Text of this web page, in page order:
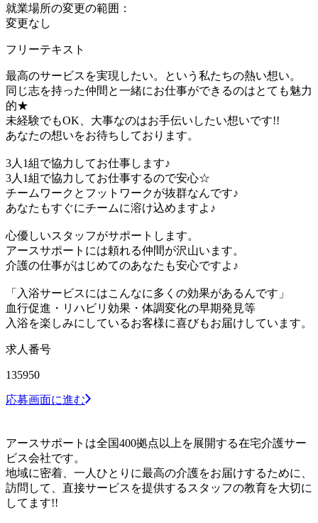
就業場所の変更の範囲：
変更なし
フリーテキスト
最高のサービスを実現したい。という私たちの熱い想い。
同じ志を持った仲間と一緒にお仕事ができるのはとても魅力
的★
未経験でもOK、大事なのはお手伝いしたい想いです!!
あなたの想いをお待ちしております。
3人1組で協力してお仕事します♪
3人1組で協力してお仕事するので安心☆
チームワークとフットワークが抜群なんです♪
あなたもすぐにチームに溶け込めますよ♪
心優しいスタッフがサポートします。
アースサポートには頼れる仲間が沢山います。
介護の仕事がはじめてのあなたも安心ですよ♪
「入浴サービスにはこんなに多くの効果があるんです」
血行促進・リハビリ効果・体調変化の早期発見等
入浴を楽しみにしているお客様に喜びもお届けしています。
求人番号
135950
応募画面に進む
アースサポートは全国400拠点以上を展開する在宅介護サー
ビス会社です。
地域に密着、一人ひとりに最高の介護をお届けするために、
訪問して、直接サービスを提供するスタッフの教育を大切に
してます!!